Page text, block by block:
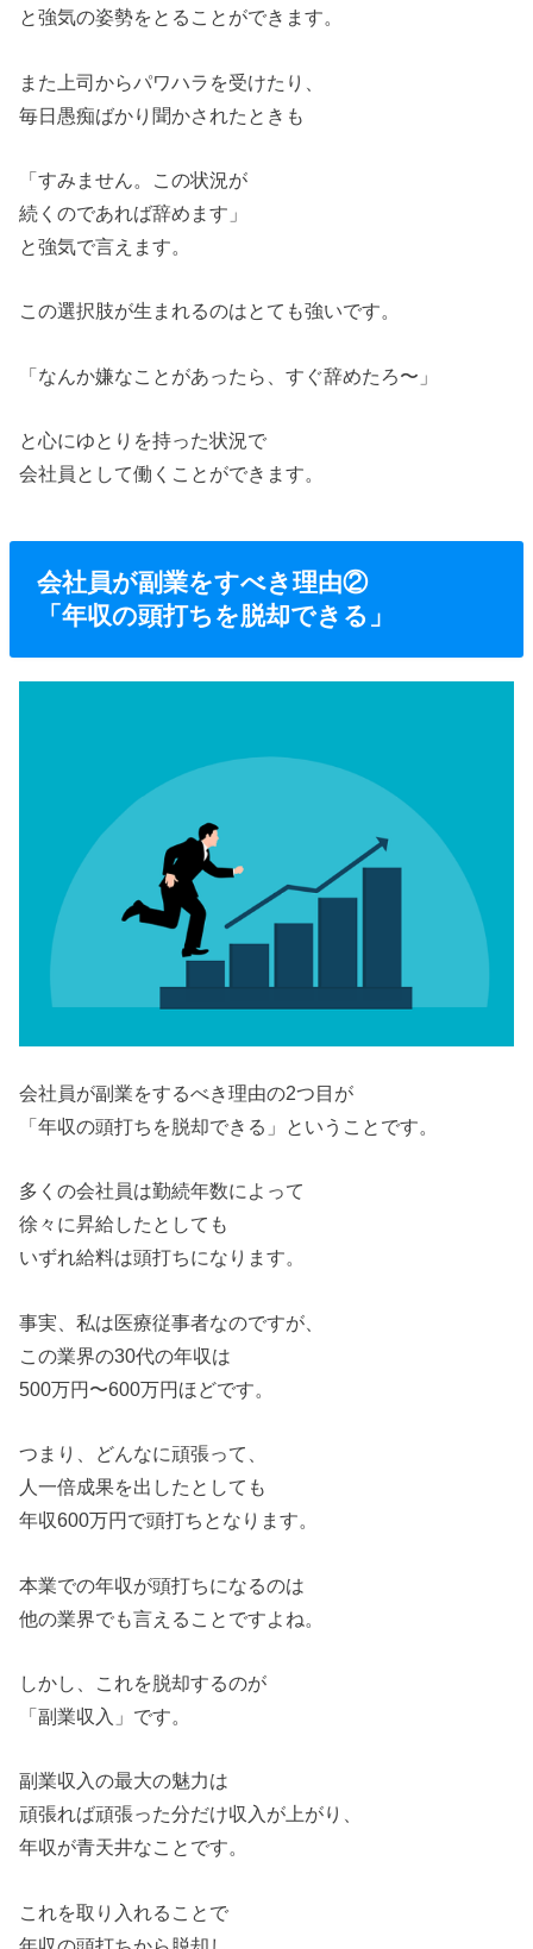
と強気の姿勢をとることができます。
また上司からパワハラを受けたり、
毎日愚痴ばかり聞かされたときも
「すみません。この状況が
続くのであれば辞めます」
と強気で言えます。
この選択肢が生まれるのはとても強いです。
「なんか嫌なことがあったら、すぐ辞めたろ〜」
と心にゆとりを持った状況で
会社員として働くことができます。
会社員が副業をすべき理由②
「年収の頭打ちを脱却できる」
会社員が副業をするべき理由の2つ目が
「年収の頭打ちを脱却できる」ということです。
多くの会社員は勤続年数によって
徐々に昇給したとしても
いずれ給料は頭打ちになります。
事実、私は医療従事者なのですが、
この業界の30代の年収は
500万円〜600万円ほどです。
つまり、どんなに頑張って、
人一倍成果を出したとしても
年収600万円で頭打ちとなります。
本業での年収が頭打ちになるのは
他の業界でも言えることですよね。
しかし、これを脱却するのが
「副業収入」です。
副業収入の最大の魅力は
頑張れば頑張った分だけ収入が上がり、
年収が青天井なことです。
これを取り入れることで